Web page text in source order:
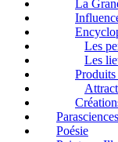
La
Les
Les
Produits
Poésie